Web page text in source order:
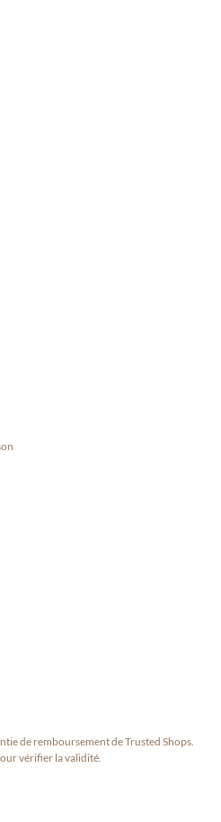
de remboursement de Trusted Shops.
vérifier la validité.